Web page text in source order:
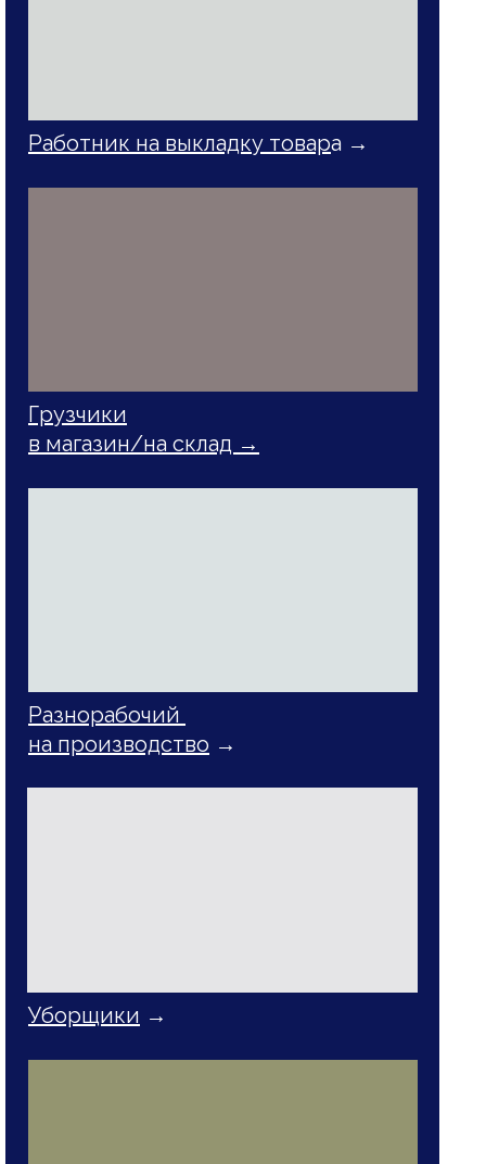
Разнорабочий
на производство →
Уборщики →
Грузчики
в магазин/на склад →
Работник на выкладку товара →